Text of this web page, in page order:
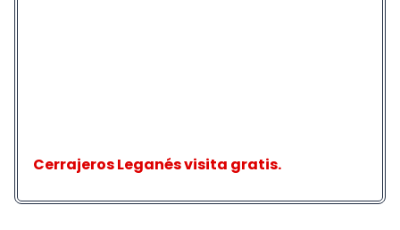
Cerrajeros Leganés visita gratis.